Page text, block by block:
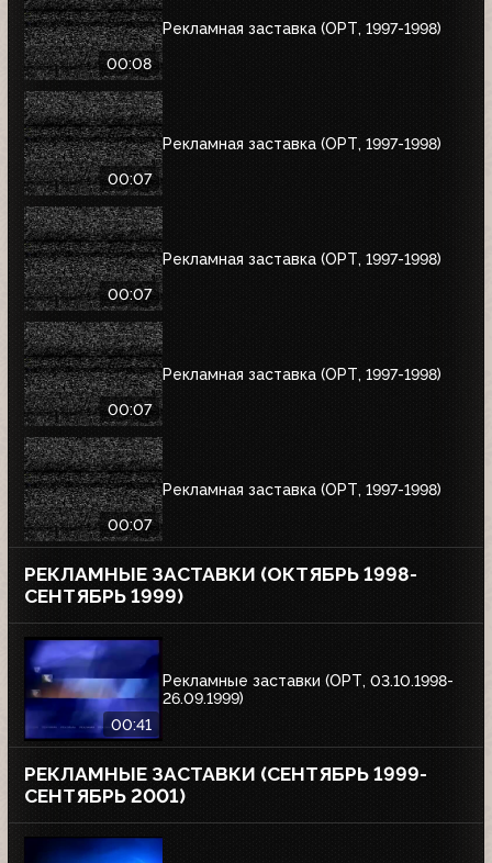
00:08
Рекламная заставка (ОРТ, 1997-1998)
00:07
Рекламная заставка (ОРТ, 1997-1998)
00:07
Рекламная заставка (ОРТ, 1997-1998)
00:07
Рекламная заставка (ОРТ, 1997-1998)
00:07
Рекламная заставка (ОРТ, 1997-1998)
РЕКЛАМНЫЕ ЗАСТАВКИ (ОКТЯБРЬ 1998-
СЕНТЯБРЬ 1999)
00:41
Рекламные заставки (ОРТ, 03.10.1998-
26.09.1999)
РЕКЛАМНЫЕ ЗАСТАВКИ (СЕНТЯБРЬ 1999-
СЕНТЯБРЬ 2001)